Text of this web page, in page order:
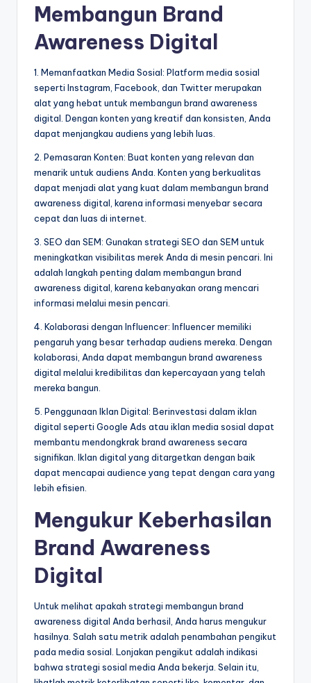
Membangun Brand
Awareness Digital
1. Memanfaatkan Media Sosial: Platform media sosial
seperti Instagram, Facebook, dan Twitter merupakan
alat yang hebat untuk membangun brand awareness
digital. Dengan konten yang kreatif dan konsisten, Anda
dapat menjangkau audiens yang lebih luas.
2. Pemasaran Konten: Buat konten yang relevan dan
menarik untuk audiens Anda. Konten yang berkualitas
dapat menjadi alat yang kuat dalam membangun brand
awareness digital, karena informasi menyebar secara
cepat dan luas di internet.
3. SEO dan SEM: Gunakan strategi SEO dan SEM untuk
meningkatkan visibilitas merek Anda di mesin pencari. Ini
adalah langkah penting dalam membangun brand
awareness digital, karena kebanyakan orang mencari
informasi melalui mesin pencari.
4. Kolaborasi dengan Influencer: Influencer memiliki
pengaruh yang besar terhadap audiens mereka. Dengan
kolaborasi, Anda dapat membangun brand awareness
digital melalui kredibilitas dan kepercayaan yang telah
mereka bangun.
5. Penggunaan Iklan Digital: Berinvestasi dalam iklan
digital seperti Google Ads atau iklan media sosial dapat
membantu mendongkrak brand awareness secara
signifikan. Iklan digital yang ditargetkan dengan baik
dapat mencapai audience yang tepat dengan cara yang
lebih efisien.
Mengukur Keberhasilan
Brand Awareness
Digital
Untuk melihat apakah strategi membangun brand
awareness digital Anda berhasil, Anda harus mengukur
hasilnya. Salah satu metrik adalah penambahan pengikut
pada media sosial. Lonjakan pengikut adalah indikasi
bahwa strategi sosial media Anda bekerja. Selain itu,